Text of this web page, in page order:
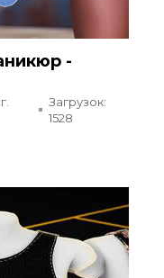
-
Загрузок:
1528